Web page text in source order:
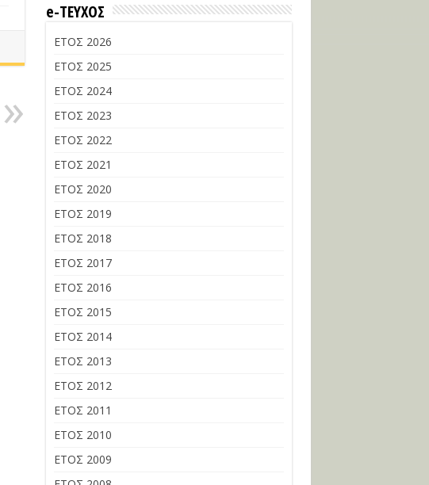
e-ΤΕΥΧΟΣ
ΕΤΟΣ 2026
ΕΤΟΣ 2025
ΕΤΟΣ 2024
ΕΤΟΣ 2023
ΕΤΟΣ 2022
ΕΤΟΣ 2021
ΕΤΟΣ 2020
ΕΤΟΣ 2019
ΕΤΟΣ 2018
ΕΤΟΣ 2017
ΕΤΟΣ 2016
ΕΤΟΣ 2015
ΕΤΟΣ 2014
ΕΤΟΣ 2013
ΕΤΟΣ 2012
ΕΤΟΣ 2011
ΕΤΟΣ 2010
ΕΤΟΣ 2009